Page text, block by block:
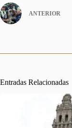
ANTERIOR
Entradas Relacionadas